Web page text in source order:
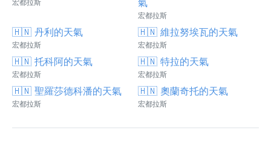
宏都拉斯
宏都拉斯
🇭🇳 丹利的天氣
宏都拉斯
🇭🇳 維拉努埃瓦的天氣
宏都拉斯
🇭🇳 托科阿的天氣
宏都拉斯
🇭🇳 特拉的天氣
宏都拉斯
🇭🇳 聖羅莎德科潘的天氣
宏都拉斯
🇭🇳 奧蘭奇托的天氣
宏都拉斯